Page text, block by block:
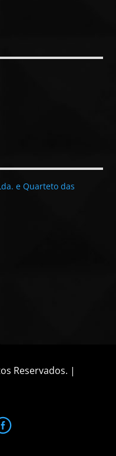
e Quarteto das
Reservados. |